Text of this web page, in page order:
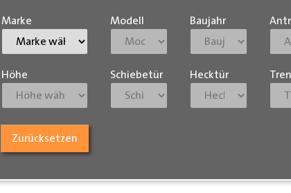
Marke Modell Baujahr
Höhe Schiebetür Hecktür
Zurücksetzen